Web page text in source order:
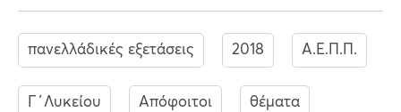
πανελλάδικές εξετάσεις 2018 Α.Ε.Π.Π.
Γ΄Λυκείου Απόφοιτοι θέματα